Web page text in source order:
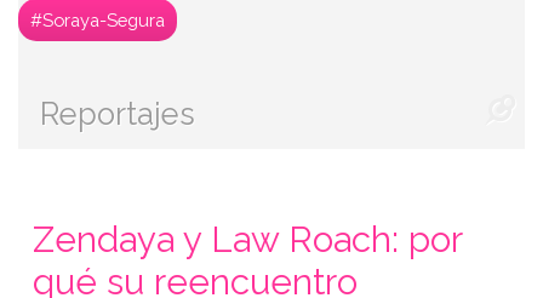
#Soraya-Segura
Reportajes
Zendaya y Law Roach: por
qué su reencuentro